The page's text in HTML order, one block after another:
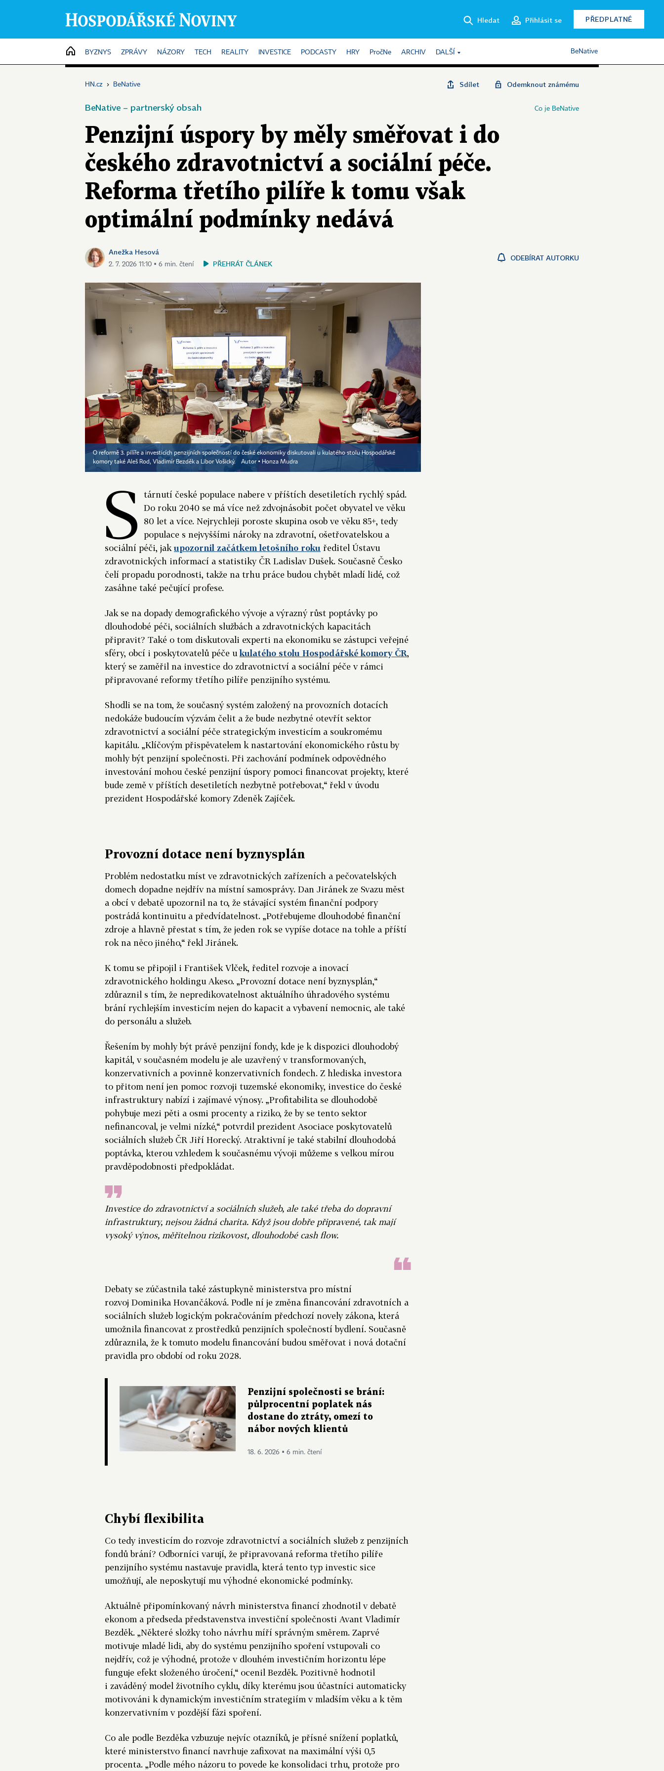
Hledat Přihlásit se PŘEDPLATNÉ
HOME
BYZNYS ZPRÁVY NÁZORY TECH REALITY INVESTICE PODCASTY HRY PročNe ARCHIV DALŠÍ BeNative
HN.cz › BeNative Sdílet Odemknout známému
BeNative – partnerský obsah Co je BeNative
Penzijní úspory by měly směřovat i do
českého zdravotnictví a sociální péče.
Reforma třetího pilíře k tomu však
optimální podmínky nedává
Anežka Hesová
2. 7. 2026 11:10 ▪ 6 min. čtení PŘEHRÁT ČLÁNEK
ODEBÍRAT AUTORKU
O reformě 3. pilíře a investicích penzijních společností do české ekonomiky diskutovali u kulatého stolu Hospodářské
komory také Aleš Rod, Vladimír Bezděk a Libor Vošický.
Autor ▪ Honza Mudra
S
tárnutí české populace nabere v příštích desetiletích rychlý spád.
Do roku 2040 se má více než zdvojnásobit počet obyvatel ve věku
80 let a více. Nejrychleji poroste skupina osob ve věku 85+, tedy
populace s nejvyššími nároky na zdravotní, ošetřovatelskou a
sociální péči, jakupozornil začátkem letošního roku ředitel Ústavu
zdravotnických informací a statistiky ČR Ladislav Dušek. Současně Česko
čelí propadu porodnosti, takže na trhu práce budou chybět mladí lidé, což
zasáhne také pečující profese.
Jak se na dopady demografického vývoje a výrazný růst poptávky po
dlouhodobé péči, sociálních službách a zdravotnických kapacitách
připravit? Také o tom diskutovali experti na ekonomiku se zástupci veřejné
sféry, obcí i poskytovatelů péče ukulatého stolu Hospodářské komory ČR,
který se zaměřil na investice do zdravotnictví a sociální péče v rámci
připravované reformy třetího pilíře penzijního systému.
Shodli se na tom, že současný systém založený na provozních dotacích
nedokáže budoucím výzvám čelit a že bude nezbytné otevřít sektor
zdravotnictví a sociální péče strategickým investicím a soukromému
kapitálu. „Klíčovým přispěvatelem k nastartování ekonomického růstu by
mohly být penzijní společnosti. Při zachování podmínek odpovědného
investování mohou české penzijní úspory pomoci financovat projekty, které
bude země v příštích desetiletích nezbytně potřebovat,“ řekl v úvodu
prezident Hospodářské komory Zdeněk Zajíček.
Provozní dotace není byznysplán
Problém nedostatku míst ve zdravotnických zařízeních a pečovatelských
domech dopadne nejdřív na místní samosprávy. Dan Jiránek ze Svazu měst
a obcí v debatě upozornil na to, že stávající systém finanční podpory
postrádá kontinuitu a předvídatelnost. „Potřebujeme dlouhodobé finanční
zdroje a hlavně přestat s tím, že jeden rok se vypíše dotace na tohle a příští
rok na něco jiného,“ řekl Jiránek.
K tomu se připojil i František Vlček, ředitel rozvoje a inovací
zdravotnického holdingu Akeso. „Provozní dotace není byznysplán,“
zdůraznil s tím, že nepredikovatelnost aktuálního úhradového systému
brání rychlejším investicím nejen do kapacit a vybavení nemocnic, ale také
do personálu a služeb.
Řešením by mohly být právě penzijní fondy, kde je k dispozici dlouhodobý
kapitál, v současném modelu je ale uzavřený v transformovaných,
konzervativních a povinně konzervativních fondech. Z hlediska investora
to přitom není jen pomoc rozvoji tuzemské ekonomiky, investice do české
infrastruktury nabízí i zajímavé výnosy. „Profitabilita se dlouhodobě
pohybuje mezi pěti a osmi procenty a riziko, že by se tento sektor
nefinancoval, je velmi nízké,“ potvrdil prezident Asociace poskytovatelů
sociálních služeb ČR Jiří Horecký. Atraktivní je také stabilní dlouhodobá
poptávka, kterou vzhledem k současnému vývoji můžeme s velkou mírou
pravděpodobnosti předpokládat.
Investice do zdravotnictví a sociálních služeb, ale také třeba do dopravní
infrastruktury, nejsou žádná charita. Když jsou dobře připravené, tak mají
vysoký výnos, měřitelnou rizikovost, dlouhodobé cash flow.
Debaty se zúčastnila také zástupkyně ministerstva pro místní
rozvoj Dominika Hovančáková. Podle ní je změna financování zdravotních a
sociálních služeb logickým pokračováním předchozí novely zákona, která
umožnila financovat z prostředků penzijních společností bydlení. Současně
zdůraznila, že k tomuto modelu financování budou směřovat i nová dotační
pravidla pro období od roku 2028.
Penzijní společnosti se brání:
půlprocentní poplatek nás
dostane do ztráty, omezí to
nábor nových klientů
18. 6. 2026 ▪ 6 min. čtení
Chybí flexibilita
Co tedy investicím do rozvoje zdravotnictví a sociálních služeb z penzijních
fondů brání? Odborníci varují, že připravovaná reforma třetího pilíře
penzijního systému nastavuje pravidla, která tento typ investic sice
umožňují, ale neposkytují mu výhodné ekonomické podmínky.
Aktuálně připomínkovaný návrh ministerstva financí zhodnotil v debatě
ekonom a předseda představenstva investiční společnosti Avant Vladimír
Bezděk. „Některé složky toho návrhu míří správným směrem. Zaprvé
motivuje mladé lidi, aby do systému penzijního spoření vstupovali co
nejdřív, což je výhodné, protože v dlouhém investičním horizontu lépe
funguje efekt složeného úročení,“ ocenil Bezděk. Pozitivně hodnotil
i zaváděný model životního cyklu, díky kterému jsou účastníci automaticky
motivováni k dynamickým investičním strategiím v mladším věku a k těm
konzervativním v pozdější fázi spoření.
Co ale podle Bezděka vzbuzuje nejvíc otazníků, je přísné snížení poplatků,
které ministerstvo financí navrhuje zafixovat na maximální výši 0,5
procenta. „Podle mého názoru to povede ke konsolidaci trhu, protože pro